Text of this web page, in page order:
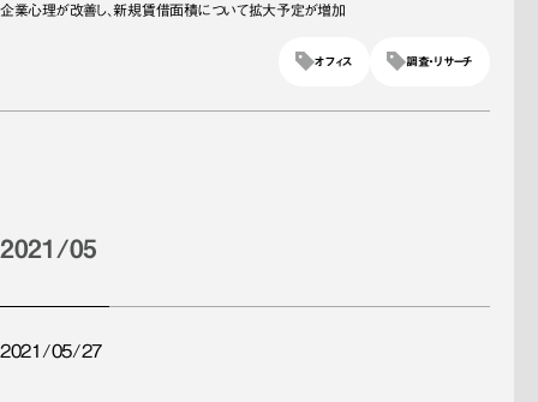
企業心理が改善し、新規賃借面積について拡大予定が増加
調査・リサーチ
オフィス
2021/05
2021/05/27